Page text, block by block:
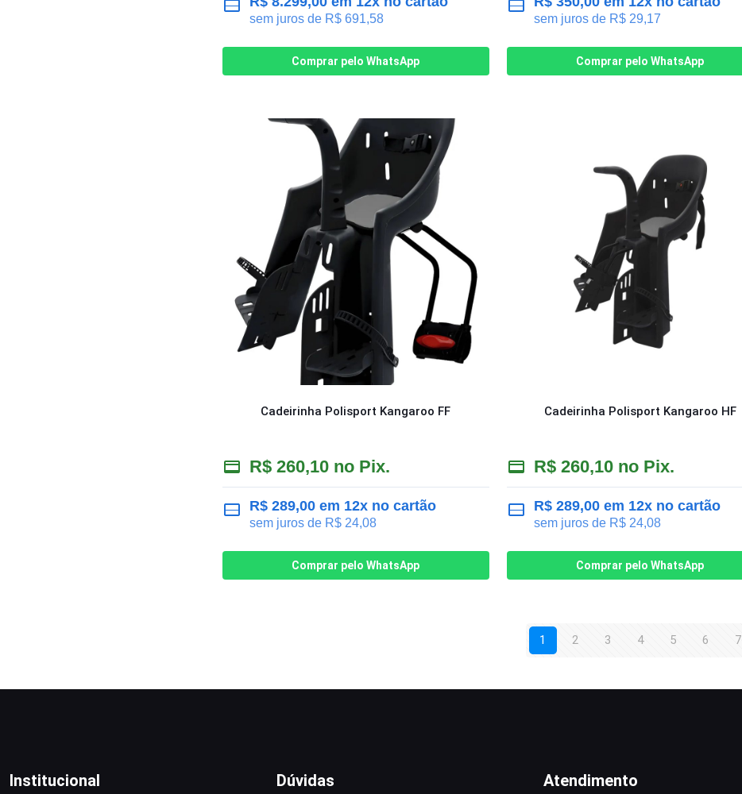
sem juros de R$691,58
Comprar pelo WhatsApp
sem juros de R$29,17
Comprar pelo WhatsApp
Cadeirinha Polisport Kangaroo FF
R$260,10 no Pix.
R$289,00em 12x no cartão
sem juros de R$24,08
Comprar pelo WhatsApp
Cadeirinha Polisport Kangaroo HF
R$260,10 no Pix.
R$289,00em 12x no cartão
sem juros de R$24,08
Comprar pelo WhatsApp
1 2 3 4 5 6 7
Institucional Dúvidas Atendimento